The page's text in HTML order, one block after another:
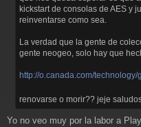
kickstart de consolas de AES y
reinventarse como sea.
La verdad que la gente de
gente neogeo, solo hay que
http://o.canada.com/technology/
renovarse o morir?? jeje
Yo no veo muy por la labor a